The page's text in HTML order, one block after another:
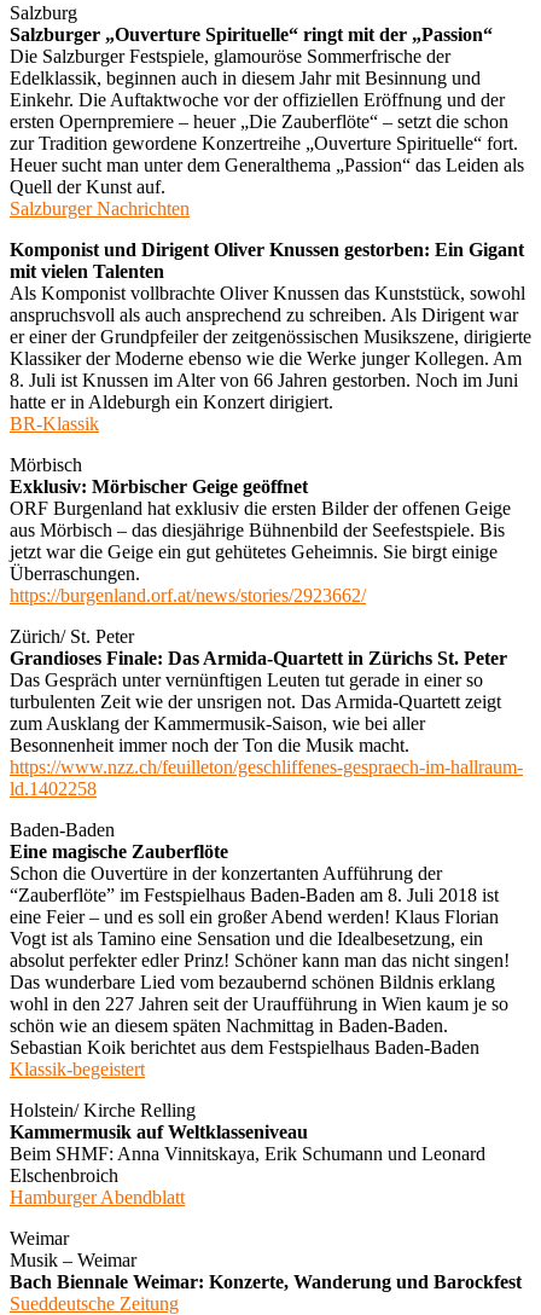
Salzburg
Salzburger „Ouverture Spirituelle“ ringt mit der „Passion“
Die Salzburger Festspiele, glamouröse Sommerfrische der
Edelklassik, beginnen auch in diesem Jahr mit Besinnung und
Einkehr. Die Auftaktwoche vor der offiziellen Eröffnung und der
ersten Opernpremiere – heuer „Die Zauberflöte“ – setzt die schon
zur Tradition gewordene Konzertreihe „Ouverture Spirituelle“ fort.
Heuer sucht man unter dem Generalthema „Passion“ das Leiden als
Quell der Kunst auf.
Salzburger Nachrichten
Komponist und Dirigent Oliver Knussen gestorben: Ein Gigant
mit vielen Talenten
Als Komponist vollbrachte Oliver Knussen das Kunststück, sowohl
anspruchsvoll als auch ansprechend zu schreiben. Als Dirigent war
er einer der Grundpfeiler der zeitgenössischen Musikszene, dirigierte
Klassiker der Moderne ebenso wie die Werke junger Kollegen. Am
8. Juli ist Knussen im Alter von 66 Jahren gestorben. Noch im Juni
hatte er in Aldeburgh ein Konzert dirigiert.
BR-Klassik
Mörbisch
Exklusiv: Mörbischer Geige geöffnet
ORF Burgenland hat exklusiv die ersten Bilder der offenen Geige
aus Mörbisch – das diesjährige Bühnenbild der Seefestspiele. Bis
jetzt war die Geige ein gut gehütetes Geheimnis. Sie birgt einige
Überraschungen.
https://burgenland.orf.at/news/stories/2923662/
Zürich/ St. Peter
Grandioses Finale: Das Armida-Quartett in Zürichs St. Peter
Das Gespräch unter vernünftigen Leuten tut gerade in einer so
turbulenten Zeit wie der unsrigen not. Das Armida-Quartett zeigt
zum Ausklang der Kammermusik-Saison, wie bei aller
Besonnenheit immer noch der Ton die Musik macht.
https://www.nzz.ch/feuilleton/geschliffenes-gespraech-im-hallraum-
ld.1402258
Baden-Baden
Eine magische Zauberflöte
Schon die Ouvertüre in der konzertanten Aufführung der
“Zauberflöte” im Festspielhaus Baden-Baden am 8. Juli 2018 ist
eine Feier – und es soll ein großer Abend werden! Klaus Florian
Vogt ist als Tamino eine Sensation und die Idealbesetzung, ein
absolut perfekter edler Prinz! Schöner kann man das nicht singen!
Das wunderbare Lied vom bezaubernd schönen Bildnis erklang
wohl in den 227 Jahren seit der Uraufführung in Wien kaum je so
schön wie an diesem späten Nachmittag in Baden-Baden.
Sebastian Koik berichtet aus dem Festspielhaus Baden-Baden
Klassik-begeistert
Holstein/ Kirche Relling
Kammermusik auf Weltklasseniveau
Beim SHMF: Anna Vinnitskaya, Erik Schumann und Leonard
Elschenbroich
Hamburger Abendblatt
Weimar
Musik – Weimar
Bach Biennale Weimar: Konzerte, Wanderung und Barockfest
Sueddeutsche Zeitung